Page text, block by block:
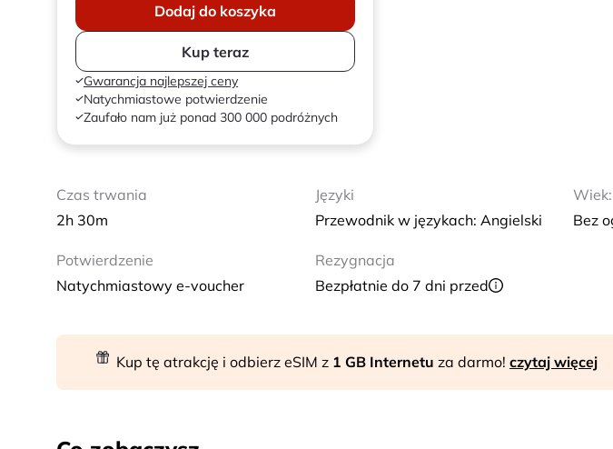
Dodaj do koszyka
Kup teraz
Gwarancja najlepszej ceny
Natychmiastowe potwierdzenie
Zaufało nam już ponad 300 000 podróżnych
Czas trwania
2h 30m
Języki
Przewodnik w językach: Angielski
Wiek:
Bez
Potwierdzenie
Natychmiastowy e-voucher
Rezygnacja
Bezpłatnie do 7 dni przed
Kup tę atrakcję i odbierz eSIM z 1 GB Internetu za darmo! czytaj więcej